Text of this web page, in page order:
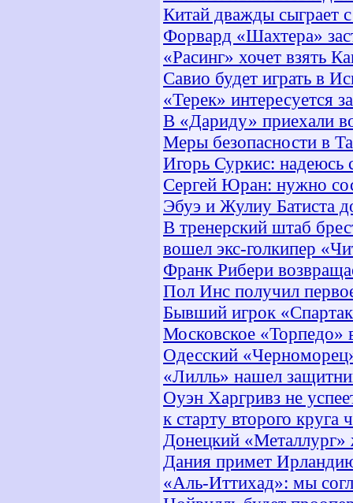
Китай дважды сыграет
Форвард «Шахтера»
«Расинг» хочет взять
Савио будет играть в
«Терек» интересуется
В «Дариду» приехали
Меры безопасности в
Игорь Суркис:
Сергей Юран: нужно
Эбуэ и Жулиу Батиста
В тренерский штаб
вошел экс-голкипер
Франк Рибери
Пол Инс получил
Бывший игрок
Московское «Торпедо»
Одесский
«Лилль» нашел
Оуэн Харгривз не
к старту второго круга
Донецкий «Металлург»
Дания примет
«Аль-Иттихад»: мы